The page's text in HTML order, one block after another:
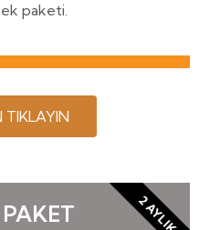
paketi.
TIKLAYIN
2 AYLIK